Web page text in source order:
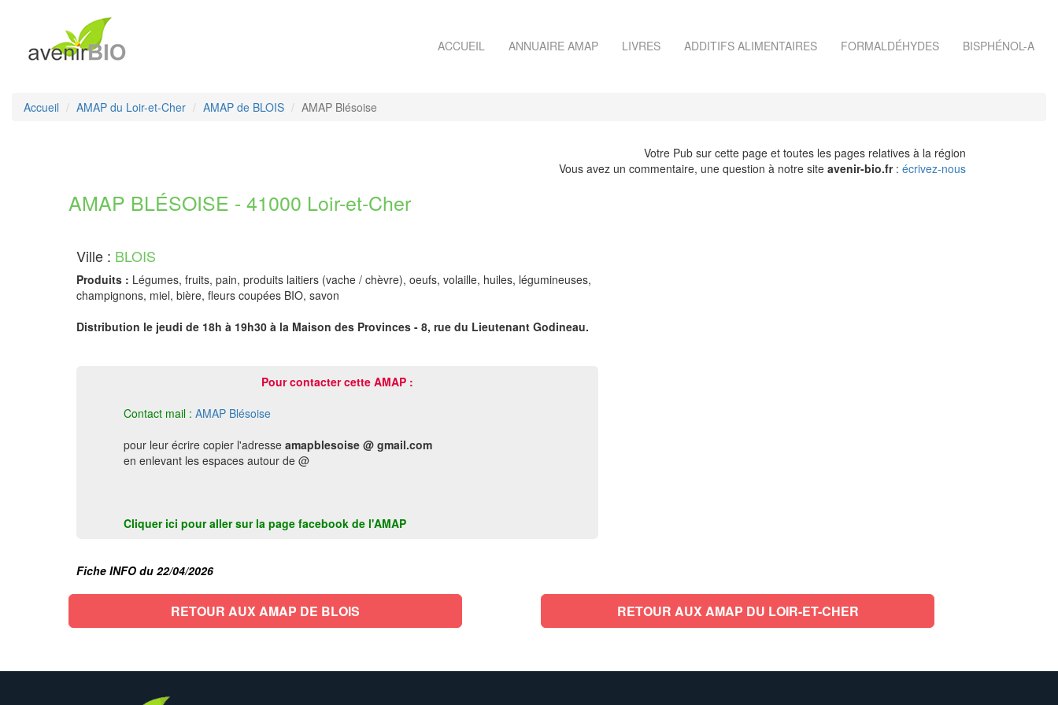
ACCUEIL ANNUAIRE AMAP LIVRES ADDITIFS ALIMENTAIRES FORMALDÉHYDES BISPHÉNOL-A
Accueil AMAP du Loir-et-Cher AMAP de BLOIS AMAP Blésoise
Votre Pub sur cette page et toutes les pages relatives à la région
Vous avez un commentaire, une question à notre site avenir-bio.fr: écrivez-nous
AMAP BLÉSOISE - 41000 Loir-et-Cher
Ville : BLOIS
Produits : Légumes, fruits, pain, produits laitiers (vache / chèvre), oeufs, volaille, huiles, légumineuses,
champignons, miel, bière, fleurs coupées BIO, savon
Distribution le jeudi de 18h à 19h30 à la Maison des Provinces - 8, rue du Lieutenant Godineau.
Pour contacter cette AMAP :
Contact mail : AMAP Blésoise
pour leur écrire copier l'adresse amapblesoise @ gmail.com
en enlevant les espaces autour de @
Cliquer ici pour aller sur la page facebook de l'AMAP
Fiche INFO du 22/04/2026
RETOUR AUX AMAP DE BLOIS RETOUR AUX AMAP DU LOIR-ET-CHER